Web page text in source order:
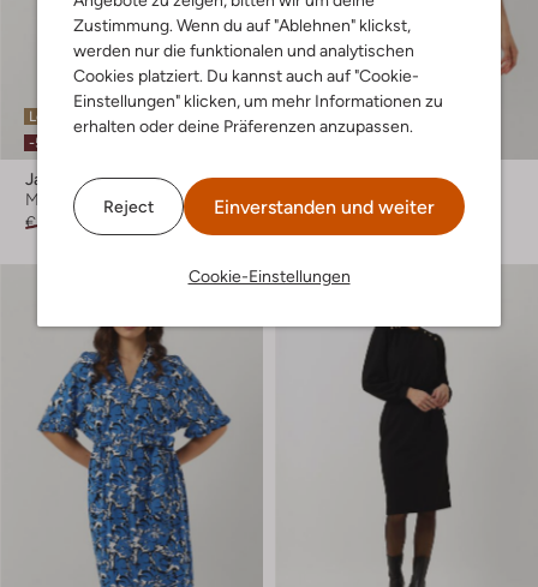
Zustimmung. Wenn du auf "Ablehnen" klickst,
werden nur die funktionalen und analytischen
Cookies platziert. Du kannst auch auf "Cookie-
Einstellungen" klicken, um mehr Informationen zu
erhalten oder deine Präferenzen anzupassen.
Reject Einverstanden und weiter
Cookie-Einstellungen
Letzter Artikel
-50%
Jansen Amsterdam
Minikleid
€ 119,95
€ 59,99
Jansen Amsterdam
Minikleid